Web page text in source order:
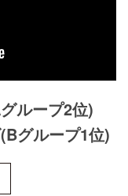
ループ2位)
グループ1位)